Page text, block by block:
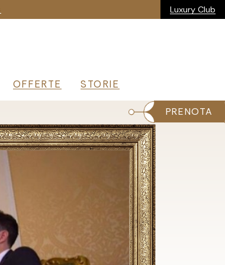
Luxury Club
OFFERTE STORIE
PRENOTA